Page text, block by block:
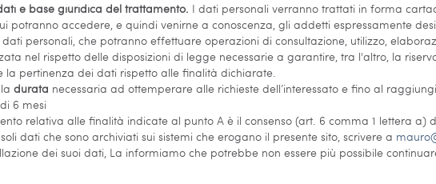
e base giuridica del trattamento. I dati personali verranno trattati in forma
potranno accedere, e quindi venirne a conoscenza, gli addetti espressamente
personali, che potranno effettuare operazioni di consultazione, utilizzo,
nel rispetto delle disposizioni di legge necessarie a garantire, tra l'altro, la
la pertinenza dei dati rispetto alle finalità dichiarate.
durata necessaria ad ottemperare alle richieste dell’interessato e fino al
6 mesi
relativa alle finalità indicate al punto A è il consenso (art. 6 comma 1 lettera a)
dati che sono archiviati sui sistemi che erogano il presente sito, scrivere a
dei suoi dati, La informiamo che potrebbe non essere più possibile